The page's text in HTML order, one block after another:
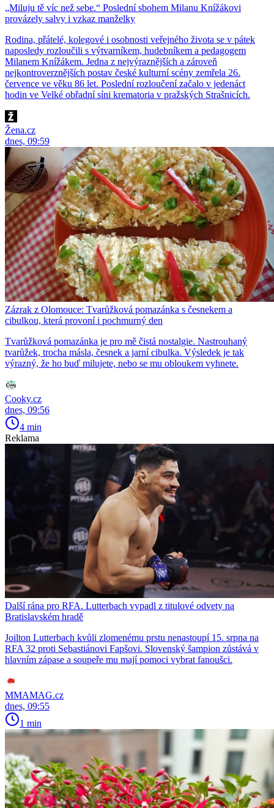
„Miluju tě víc než sebe.“ Poslední sbohem Milanu Knížákovi
provázely salvy i vzkaz manželky
Rodina, přátelé, kolegové i osobnosti veřejného života se v pátek
naposledy rozloučili s výtvarníkem, hudebníkem a pedagogem
Milanem Knížákem. Jedna z nejvýraznějších a zároveň
nejkontroverznějších postav české kulturní scény zemřela 26.
července ve věku 86 let. Poslední rozloučení začalo v jedenáct
hodin ve Velké obřadní síni krematoria v pražských Strašnicích.
Žena.cz
dnes, 09:59
Zázrak z Olomouce: Tvarůžková pomazánka s česnekem a
cibulkou, která provoní i pochmurný den
Tvarůžková pomazánka je pro mě čistá nostalgie. Nastrouhaný
tvarůžek, trocha másla, česnek a jarní cibulka. Výsledek je tak
výrazný, že ho buď milujete, nebo se mu obloukem vyhnete.
Cooky.cz
dnes, 09:56
4 min
Reklama
Další rána pro RFA. Lutterbach vypadl z titulové odvety na
Bratislavském hradě
Joilton Lutterbach kvůli zlomenému prstu nenastoupí 15. srpna na
RFA 32 proti Sebastiánovi Fapšovi. Slovenský šampion zůstává v
hlavním zápase a soupeře mu mají pomoci vybrat fanoušci.
MMAMAG.cz
dnes, 09:55
1 min